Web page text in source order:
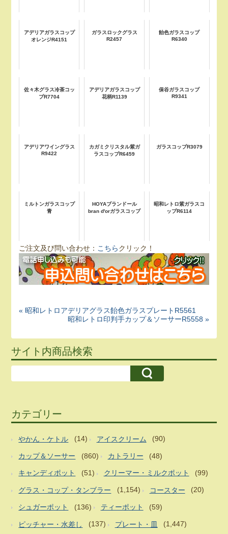
アデリアガラスコップ
オレンジR4151
ガラスロックグラス
R2457
飴色ガラスコップ
R6340
佐々木グラス冷茶コッ
プR7704
アデリアガラスコップ
花柄R1139
保谷ガラスコップ
R9341
アデリアワイングラス
R9422
カガミクリスタル紫ガ
ラスコップR6459
ガラスコップR3079
ミルトンガラスコップ
青
HOYAブランドール
bran d'orガラスコップ
昭和レトロ紫ガラスコ
ップR6114
ご注文及び問い合わせ： こちらクリック！
« 昭和レトロアデリアグラス飴色ガラスプレートR5561
昭和レトロ印判手カップ＆ソーサーR5558 »
サイト内商品検索
カテゴリー
やかん・ケトル (14) アイスクリーム (90)
カップ＆ソーサー (860) カトラリー (48)
キャンディポット (51) クリーマー・ミルクポット (99)
グラス・コップ・タンブラー (1,154) コースター (20)
シュガーポット (136) ティーポット (59)
ピッチャー・水差し (137) プレート・皿 (1,447)